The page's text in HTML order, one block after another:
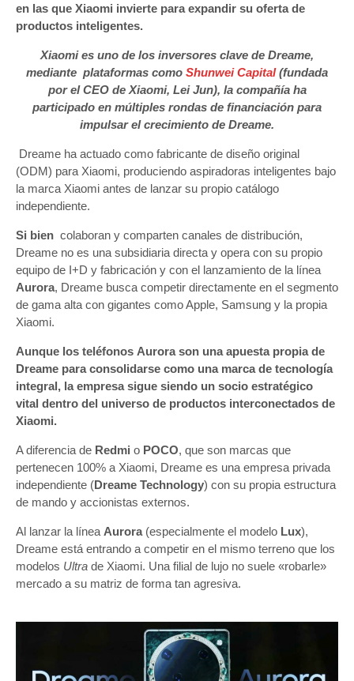
en las que Xiaomi invierte para expandir su oferta de
productos inteligentes.
Xiaomi es uno de los inversores clave de Dreame,
mediante plataformas como Shunwei Capital(fundada
por el CEO de Xiaomi, Lei Jun), la compañía ha
participado en múltiples rondas de financiación para
impulsar el crecimiento de Dreame.
Dreame ha actuado como fabricante de diseño original
(ODM) para Xiaomi, produciendo aspiradoras inteligentes bajo
la marca Xiaomi antes de lanzar su propio catálogo
independiente.
Si bien colaboran y comparten canales de distribución,
Dreame no es una subsidiaria directa y opera con su propio
equipo de I+D y fabricación y con el lanzamiento de la línea
Aurora, Dreame busca competir directamente en el segmento
de gama alta con gigantes como Apple, Samsung y la propia
Xiaomi.
Aunque los teléfonos Aurora son una apuesta propia de
Dreame para consolidarse como una marca de tecnología
integral, la empresa sigue siendo un socio estratégico
vital dentro del universo de productos interconectados de
Xiaomi.
A diferencia de Redmi o POCO, que son marcas que
pertenecen 100% a Xiaomi, Dreame es una empresa privada
independiente (Dreame Technology) con su propia estructura
de mando y accionistas externos.
Al lanzar la línea Aurora(especialmente el modelo Lux),
Dreame está entrando a competir en el mismo terreno que los
modelos Ultra de Xiaomi. Una filial de lujo no suele «robarle»
mercado a su matriz de forma tan agresiva.